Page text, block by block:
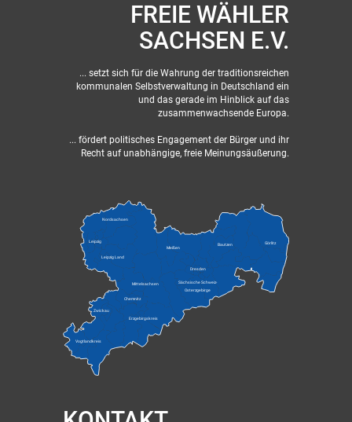
FREIE WÄHLER
SACHSEN E.V.
... setzt sich für die Wahrung der traditionsreichen
kommunalen Selbstverwaltung in Deutschland ein
und das gerade im Hinblick auf das
zusammenwachsende Europa.
... fördert politisches Engagement der Bürger und ihr
Recht auf unabhängige, freie Meinungsäußerung.
Bautzen Görlitz
Leipzig
Leipzig Land
Meißen
Erzgebirgskreis
Mittelsachsen
Nordsachsen
Osterzgebirge
Sächsische Schweiz-
Vogtlandkreis
Zwickau
Dresden
Chemnitz